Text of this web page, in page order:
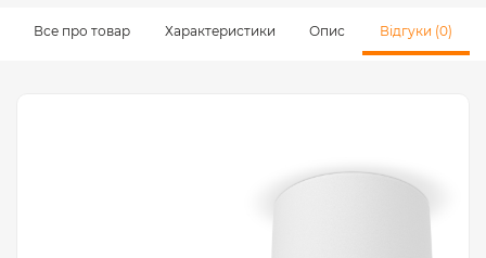
Все про товар Характеристики Опис Відгуки (0)